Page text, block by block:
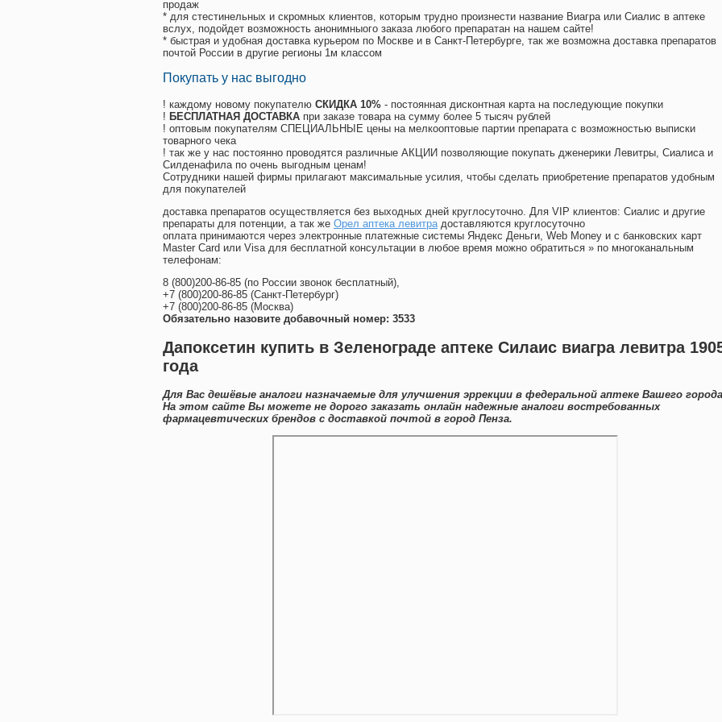
продаж
* для стестинельных и скромных клиентов, которым трудно произнести название Виагра или Сиалис в аптеке
вслух, подойдет возможность анонимныого заказа любого препаратан на нашем сайте!
* быстрая и удобная доставка курьером по Москве и в Санкт-Петербурге, так же возможна доставка препаратов
почтой России в другие регионы 1м классом
Покупать у нас выгодно
! каждому новому покупателю СКИДКА 10% - постоянная дисконтная карта на последующие покупки
! БЕСПЛАТНАЯ ДОСТАВКА при заказе товара на сумму более 5 тысяч рублей
! оптовым покупателям СПЕЦИАЛЬНЫЕ цены на мелкооптовые партии препарата с возможностью выписки
товарного чека
! так же у нас постоянно проводятся различные АКЦИИ позволяющие покупать дженерики Левитры, Сиалиса и
Силденафила по очень выгодным ценам!
Cотрудники нашей фирмы прилагают максимальные усилия, чтобы сделать приобретение препаратов удобным
для покупателей
доставка препаратов осуществляется без выходных дней круглосуточно. Для VIP клиентов: Сиалис и другие
препараты для потенции, а так же Орел аптека левитрадоставляются круглосуточно
оплата принимаются через электронные платежные системы Яндекс Деньги, Web Money и с банковских карт
Master Card или Visa для бесплатной консультации в любое время можно обратиться » по многоканальным
телефонам:
8 (800)200-86-85 (по России звонок бесплатный),
+7 (800)200-86-85 (Санкт-Петербург)
+7 (800)200-86-85 (Москва)
Обязательно назовите добавочный номер: 3533
Дапоксетин купить в Зеленограде аптеке Силаис виагра левитра
года
Для Вас дешёвые аналоги назначаемые для улучшения эррекции в федеральной аптеке Вашего
На этом сайте Вы можете не дорого заказать онлайн надежные аналоги востребованных
фармацевтических брендов с доставкой почтой в город Пенза.